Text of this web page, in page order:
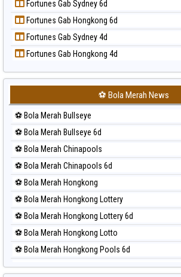
Prediksi Sao Paulo
Prediksi Singapore
Prediksi Sydney
Prediksi Sydney Lottery
Prediksi Sydney Lottery 6d
Prediksi Sydney Pools 6d
Prediksi Taipei
Prediksi Taiwan
Fortunes Gab Sydney 6d
Fortunes Gab Hongkong 6d
Fortunes Gab Sydney 4d
Fortunes Gab Hongkong 4d
⚽ Bola Merah News
⚽ Bola Merah Bullseye
⚽ Bola Merah Bullseye 6d
⚽ Bola Merah Chinapools
⚽ Bola Merah Chinapools 6d
⚽ Bola Merah Hongkong
⚽ Bola Merah Hongkong Lottery
⚽ Bola Merah Hongkong Lottery 6d
⚽ Bola Merah Hongkong Lotto
⚽ Bola Merah Hongkong Pools 6d
⚽ Bola Merah Japan